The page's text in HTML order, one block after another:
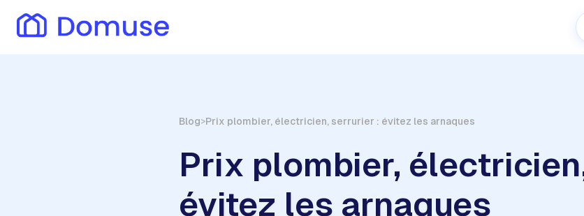
Log in
Blog>Prix plombier, électricien, serrurier : évitez les arnaques
Prix plombier,
évitez les arnaques